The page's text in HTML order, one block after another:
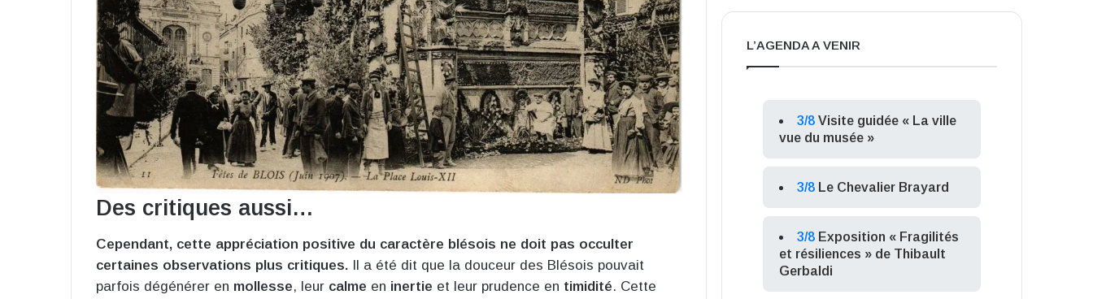
Des critiques aussi…
Cependant, cette appréciation positive du caractère blésois ne doit pas occulter
certaines observations plus critiques. Il a été dit que la douceur des Blésois pouvait
parfois dégénérer en mollesse, leur calme en inertie et leur prudence en timidité. Cette
L’AGENDA A VENIR
3/8 Visite guidée « La ville
vue du musée »
3/8 Le Chevalier Brayard
3/8 Exposition « Fragilités
et résiliences » de Thibault
Gerbaldi